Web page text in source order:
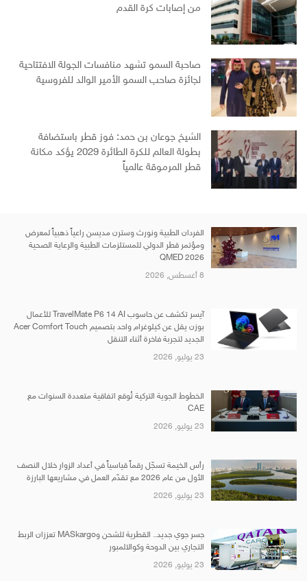
من إصابات كرة القدم
صاحبة السمو تشهد منافسات الجولة الافتتاحية
لجائزة صاحب السمو الأمير الوالد للفروسية
الشيخ جوعان بن حمد: فوز قطر باستضافة
بطولة العالم للكرة الطائرة 2029 يؤكد مكانة
قطر المرموقة عالمياً
الفردان الطبية ونورث وسترن مديسن راعياً ذهبياً لمعرض
ومؤتمر قطر الدولي للمستلزمات الطبية والرعاية الصحية
QMED 2026
8 أغسطس, 2026
آيسر تكشف عن حاسوب TravelMate P6 14 AI للأعمال
بوزن يقل عن كيلوغرام واحد بتصميم Acer Comfort Touch
الجديد لتجربة فاخرة أثناء التنقل
23 يوليو, 2026
الخطوط الجوية التركية تُوقع اتفاقية متعددة السنوات مع
CAE
23 يوليو, 2026
رأس الخيمة تسجّل رقماً قياسياً في أعداد الزوار خلال النصف
الأول من عام 2026 مع تقدّم العمل في مشاريعها البارزة
23 يوليو, 2026
جسر جوي جديد.. القطرية للشحن وMASkargo تعززان الربط
التجاري بين الدوحة وكوالالمبور
23 يوليو, 2026